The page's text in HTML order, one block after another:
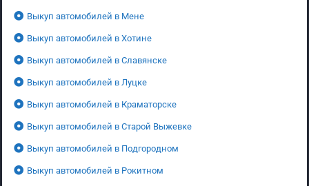
Выкуп автомобилей в Мене
Выкуп автомобилей в Хотине
Выкуп автомобилей в Славянске
Выкуп автомобилей в Луцке
Выкуп автомобилей в Краматорске
Выкуп автомобилей в Старой Выжевке
Выкуп автомобилей в Подгородном
Выкуп автомобилей в Рокитном